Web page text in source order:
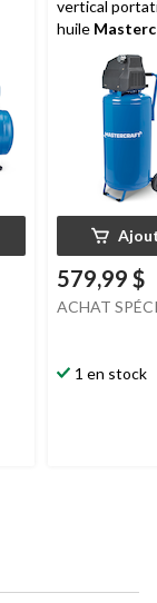
vertical
huile
gallons, 135
1,5 HP
579,99 $
ACHAT
1 en stock